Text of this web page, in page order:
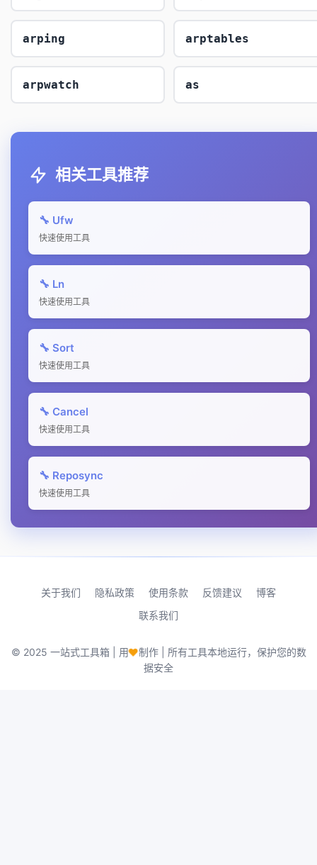
arping arptables
arpwatch as
相关工具推荐
🔧 Ufw
快速使用工具
🔧 Ln
快速使用工具
🔧 Sort
快速使用工具
🔧 Cancel
快速使用工具
🔧 Reposync
快速使用工具
关于我们 隐私政策 使用条款 反馈建议
博客
联系我们
© 2025 一站式工具箱 | 用♥制作 | 所有工具本地运行，保护您的数
据安全